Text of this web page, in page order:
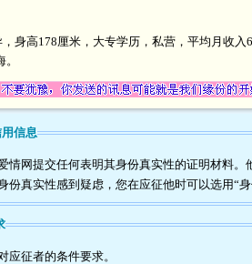
身高178厘米，大专学历，私营，平均月收
信息
情网提交任何表明其身份真实性的证明材料。
份真实性感到疑虑，您在应征他时可以选用“
应征者的条件要求。